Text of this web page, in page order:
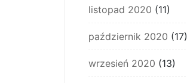
listopad 2020 (11)
październik 2020 (17)
wrzesień 2020 (13)